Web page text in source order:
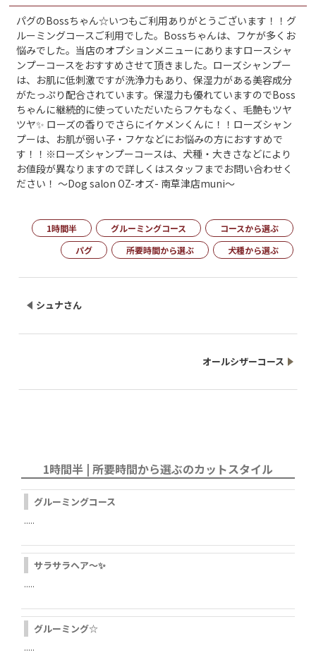
パグのBossちゃん☆いつもご利用ありがとうございます！！グ
ルーミングコースご利用でした。Bossちゃんは、フケが多くお
悩みでした。当店のオプションメニューにありますロースシャ
ンプーコースをおすすめさせて頂きました。ローズシャンプー
は、お肌に低刺激ですが洗浄力もあり、保湿力がある美容成分
がたっぷり配合されています。保湿力も優れていますのでBoss
ちゃんに継続的に使っていただいたらフケもなく、毛艶もツヤ
ツヤ✨ ローズの香りでさらにイケメンくんに！！ローズシャン
プーは、お肌が弱い子・フケなどにお悩みの方におすすめで
す！！※ローズシャンプーコースは、犬種・大きさなどにより
お値段が異なりますので詳しくはスタッフまでお問い合わせく
ださい！ ～Dog salon OZ-オズ- 南草津店muni～
1時間半 グルーミングコース
コースから選ぶ
パグ
所要時間から選ぶ 犬種から選ぶ
シュナさん
オールシザーコース
1時間半 | 所要時間から選ぶのカットスタイル
グルーミングコース
.....
サラサラヘア～✨
.....
グルーミング☆
.....